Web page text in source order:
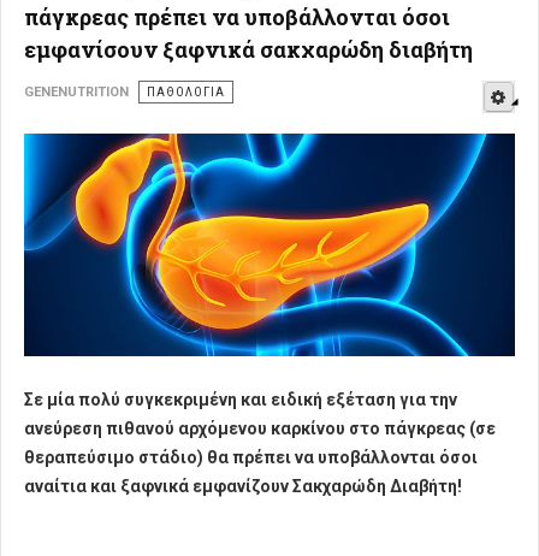
πάγκρεας πρέπει να υποβάλλονται όσοι
εμφανίσουν ξαφνικά σακχαρώδη διαβήτη
GENENUTRITION ΠΑΘΟΛΟΓΊΑ
Σε μία πολύ συγκεκριμένη και ειδική εξέταση για την
ανεύρεση πιθανού αρχόμενου καρκίνου στο πάγκρεας (σε
θεραπεύσιμο στάδιο) θα πρέπει να υποβάλλονται όσοι
αναίτια και ξαφνικά εμφανίζουν Σακχαρώδη Διαβήτη!